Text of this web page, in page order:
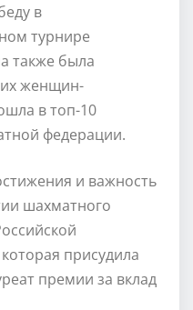
в
турнире
также была
женщин-
в топ-10
федерации.
и важность
шахматного
присудила
премии за вклад